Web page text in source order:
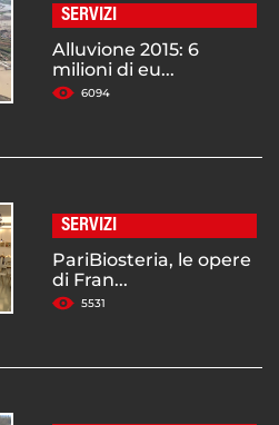
SERVIZI
Alluvione 2015: 6
milioni di eu...
6094
SERVIZI
PariBiosteria, le opere
di Fran...
5531